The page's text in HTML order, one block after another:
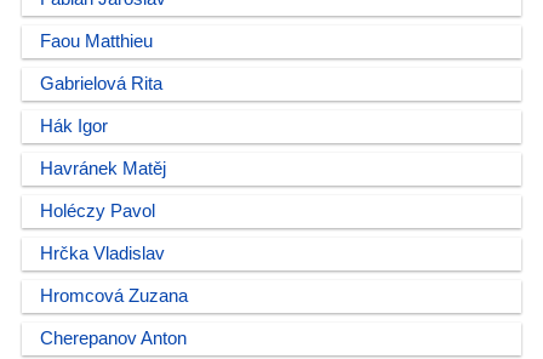
Faou Matthieu
Gabrielová Rita
Hák Igor
Havránek Matěj
Holéczy Pavol
Hrčka Vladislav
Hromcová Zuzana
Cherepanov Anton